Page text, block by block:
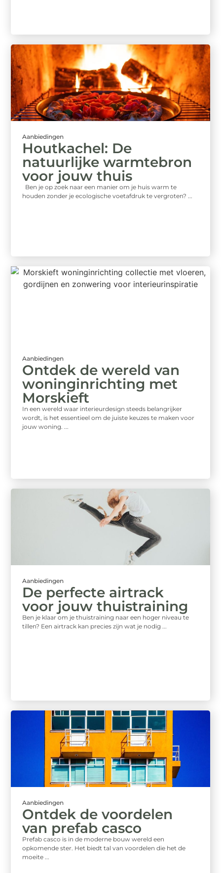
Aanbiedingen
Houtkachel: De
natuurlijke warmtebron
voor jouw thuis
Ben je op zoek naar een manier om je huis warm te
houden zonder je ecologische voetafdruk te vergroten? ...
Aanbiedingen
Ontdek de wereld van
woninginrichting met
Morskieft
In een wereld waar interieurdesign steeds belangrijker
wordt, is het essentieel om de juiste keuzes te maken voor
jouw woning. ...
Aanbiedingen
De perfecte airtrack
voor jouw thuistraining
Ben je klaar om je thuistraining naar een hoger niveau te
tillen? Een airtrack kan precies zijn wat je nodig ...
Aanbiedingen
Ontdek de voordelen
van prefab casco
Prefab casco is in de moderne bouw wereld een
opkomende ster. Het biedt tal van voordelen die het de
moeite ...